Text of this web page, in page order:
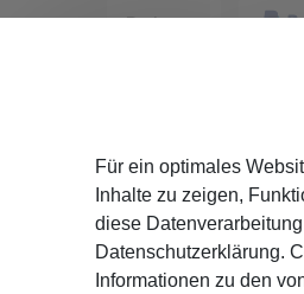
Für ein optimales
Inhalte zu zeigen,
diese
Datenschutzerklärung.
Informationen zu den